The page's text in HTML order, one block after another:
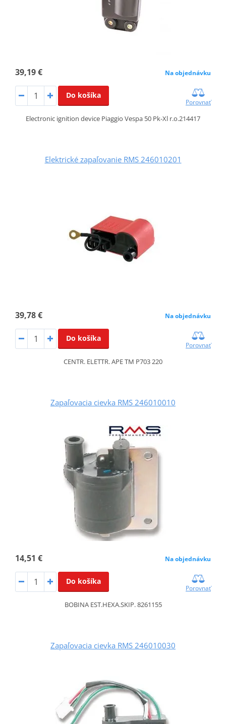
39,19 € Na objednávku
Do košíka
Porovnať
Electronic ignition device Piaggio Vespa 50 Pk-Xl r.o.214417
Elektrické zapaľovanie RMS 246010201
39,78 € Na objednávku
Do košíka
Porovnať
CENTR. ELETTR. APE TM P703 220
Zapaľovacia cievka RMS 246010010
14,51 € Na objednávku
Do košíka
Porovnať
BOBINA EST.HEXA.SKIP. 8261155
Zapaľovacia cievka RMS 246010030